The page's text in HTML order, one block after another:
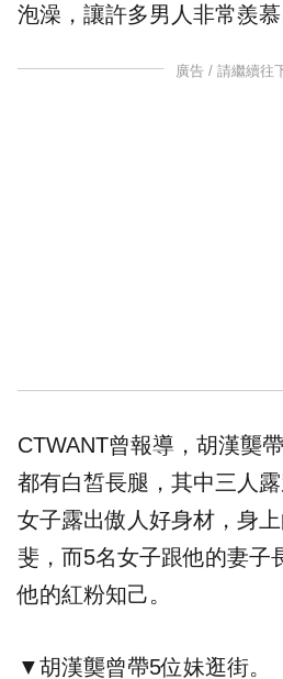
泡澡，讓許多男人非常羨慕
廣告 / 請繼續往
CTWANT曾報導 ，胡漢龑
都有白皙長腿，其中三人
女子露出傲人好身材，身
斐，而5名女子跟他的妻子
他的紅粉知己。
▼胡漢龑曾帶5位妹逛街。